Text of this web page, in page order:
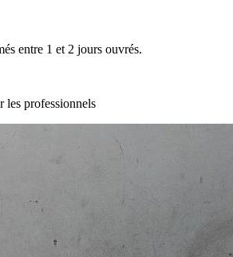
entre 1 et 2 jours ouvrés.
les professionnels